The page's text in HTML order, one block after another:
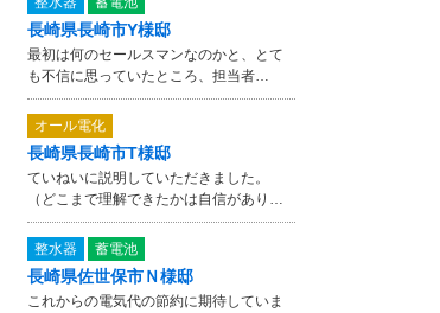
長崎県長崎市Y様邸
最初は何のセールスマンなのかと、とて
も不信に思っていたところ、担当者…
オール電化
長崎県長崎市T様邸
ていねいに説明していただきました。
（どこまで理解できたかは自信があり…
整水器 蓄電池
長崎県佐世保市Ｎ様邸
これからの電気代の節約に期待していま